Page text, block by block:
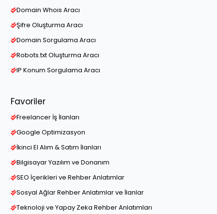
Domain Whois Aracı
Şifre Oluşturma Aracı
Domain Sorgulama Aracı
Robots.txt Oluşturma Aracı
IP Konum Sorgulama Aracı
Favoriler
Freelancer İş İlanları
Google Optimizasyon
İkinci El Alım & Satım İlanları
Bilgisayar Yazılım ve Donanım
SEO İçerikleri ve Rehber Anlatımlar
Sosyal Ağlar Rehber Anlatımlar ve İlanlar
Teknoloji ve Yapay Zeka Rehber Anlatımları